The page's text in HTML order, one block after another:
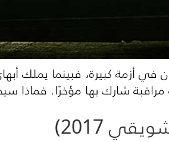
كبيرة، فبينما يملك أبهاي
شارك بها مؤخرًا. فماذا